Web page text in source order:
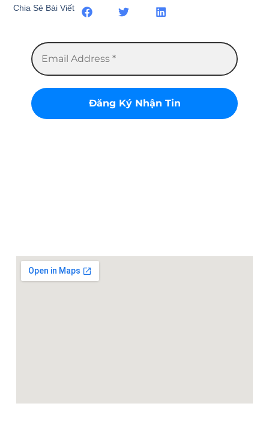
Chia Sẻ Bài Viết